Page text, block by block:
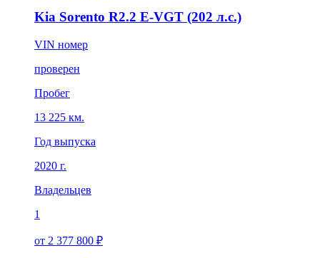
Kia Sorento R2.2 E-VGT (202 л.с.)
VIN номер
проверен
Пробег
13 225 км.
Год выпуска
2020 г.
Владельцев
1
от 2 377 800 ₽